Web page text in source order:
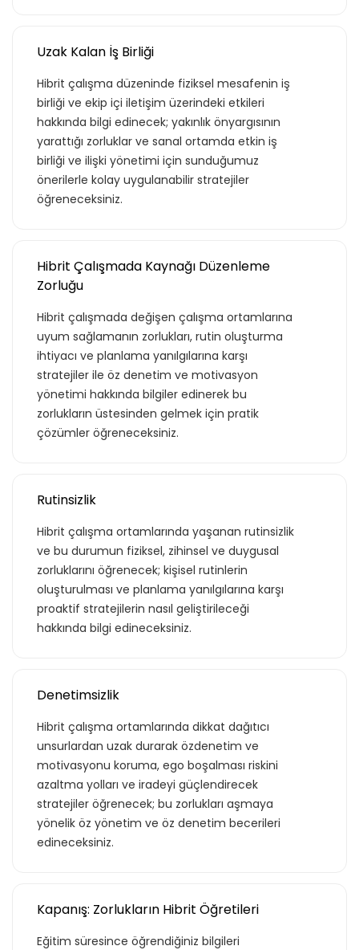
Uzak Kalan İş Birliği
Hibrit çalışma düzeninde fiziksel mesafenin iş
birliği ve ekip içi iletişim üzerindeki etkileri
hakkında bilgi edinecek; yakınlık önyargısının
yarattığı zorluklar ve sanal ortamda etkin iş
birliği ve ilişki yönetimi için sunduğumuz
önerilerle kolay uygulanabilir stratejiler
öğreneceksiniz.
Hibrit Çalışmada Kaynağı Düzenleme
Zorluğu
Hibrit çalışmada değişen çalışma ortamlarına
uyum sağlamanın zorlukları, rutin oluşturma
ihtiyacı ve planlama yanılgılarına karşı
stratejiler ile öz denetim ve motivasyon
yönetimi hakkında bilgiler edinerek bu
zorlukların üstesinden gelmek için pratik
çözümler öğreneceksiniz.
Rutinsizlik
Hibrit çalışma ortamlarında yaşanan rutinsizlik
ve bu durumun fiziksel, zihinsel ve duygusal
zorluklarını öğrenecek; kişisel rutinlerin
oluşturulması ve planlama yanılgılarına karşı
proaktif stratejilerin nasıl geliştirileceği
hakkında bilgi edineceksiniz.
Denetimsizlik
Hibrit çalışma ortamlarında dikkat dağıtıcı
unsurlardan uzak durarak özdenetim ve
motivasyonu koruma, ego boşalması riskini
azaltma yolları ve iradeyi güçlendirecek
stratejiler öğrenecek; bu zorlukları aşmaya
yönelik öz yönetim ve öz denetim becerileri
edineceksiniz.
Kapanış: Zorlukların Hibrit Öğretileri
Eğitim süresince öğrendiğiniz bilgileri
Teklif listende 50
adet eğitime
Teklif listende 50 adet eğitim bulunuyor. Bu
avantajlı bir şekilde erişebilirsin.
Basic
özel hem de iş hayatı için gerekli
kapsar.